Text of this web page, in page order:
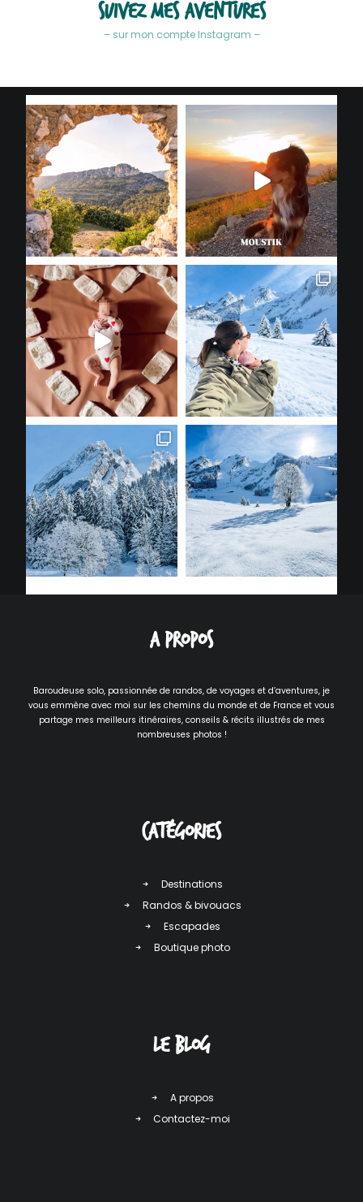
Suivez mes aventures
– sur mon compte Instagram –
A propos
Baroudeuse solo, passionnée de randos, de voyages et d’aventures, je
vous emmène avec moi sur les chemins du monde et de France et vous
partage mes meilleurs itinéraires, conseils & récits illustrés de mes
nombreuses photos !
Catégories
Destinations
Randos & bivouacs
Escapades
Boutique photo
LE Blog
A propos
Contactez-moi